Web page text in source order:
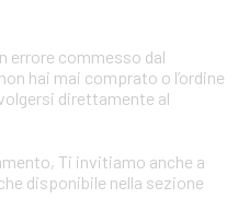
errore commesso dal
hai mai comprato o l’ordine
direttamente al
Ti invitiamo anche a
disponibile nella sezione